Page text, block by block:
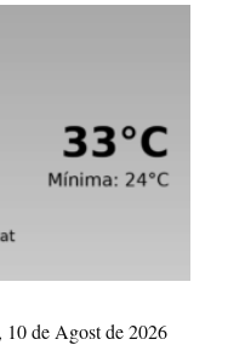
10 de Agost de 2026